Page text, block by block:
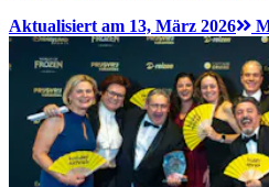
Aktualisiert am 13, März 2026